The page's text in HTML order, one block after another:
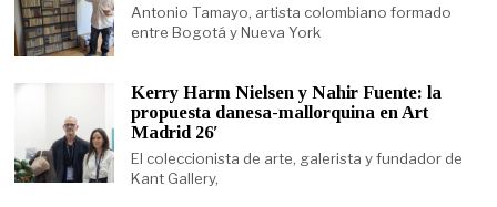
Antonio Tamayo, artista colombiano formado
entre Bogotá y Nueva York
Kerry Harm Nielsen y Nahir Fuente: la
propuesta danesa-mallorquina en Art
Madrid 26′
El coleccionista de arte, galerista y fundador de
Kant Gallery,